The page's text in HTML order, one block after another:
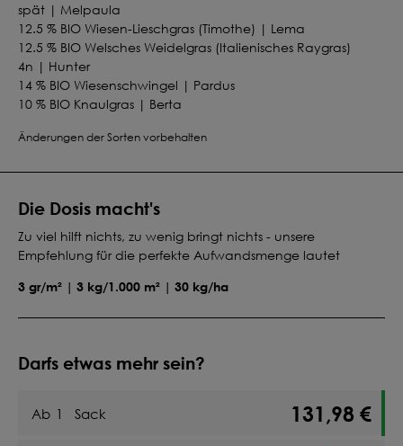
spät | Melpaula
12.5 % BIO Wiesen-Lieschgras (Timothe) | Lema
12.5 % BIO Welsches Weidelgras (Italienisches Raygras)
4n | Hunter
14 % BIO Wiesenschwingel | Pardus
10 % BIO Knaulgras | Berta
5 % Bio Weißklee | Hebe
Änderungen der Sorten vorbehalten
Die Dosis macht's
Zu viel hilft nichts, zu wenig bringt nichts - unsere
Empfehlung für die perfekte Aufwandsmenge lautet
3 gr/m² | 3 kg/1.000 m² | 30 kg/ha
Darfs etwas mehr sein?
Ab 1 Sack 131,98 €